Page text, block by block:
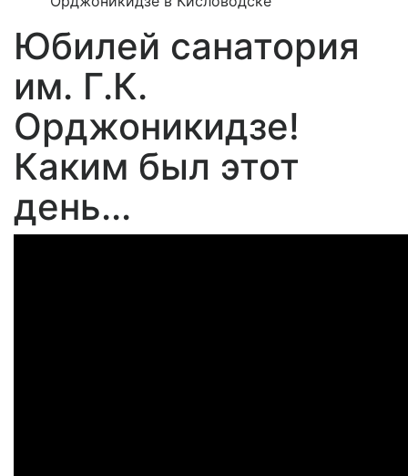
Юбилей санатория
им. Г.К.
Орджоникидзе!
Каким был этот
день...